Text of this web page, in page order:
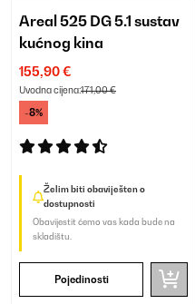
Areal 525 DG 5.1 sustav
kućnog kina
155,90 €
Uvodna cijena:171,00 €
-8%
Želim biti obaviješten o
dostupnosti
Obavijestit ćemo vas kada bude na
skladištu.
Pojedinosti